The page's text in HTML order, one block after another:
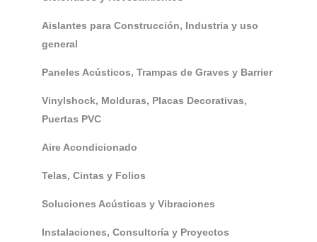
Aislantes para Construcción, Industria y uso
general
Paneles Acústicos, Trampas de Graves y Barrier
Vinylshock, Molduras, Placas Decorativas,
Puertas PVC
Aire Acondicionado
Telas, Cintas y Folios
Soluciones Acústicas y Vibraciones
Instalaciones, Consultoría y Proyectos